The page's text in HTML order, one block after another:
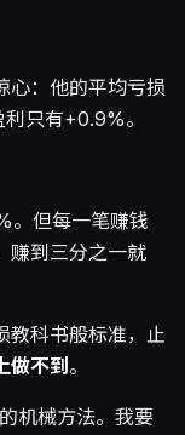
心：他的平均亏损
只有+0.9%。
。但每一笔赚钱
赚到三分之一就
教科书般标准，止
做不到 。
机械方法。我要